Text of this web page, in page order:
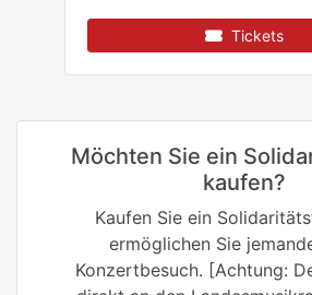
Tickets
Möchten Sie ein
kaufen?
Kaufen Sie ein
ermöglichen Sie
Konzertbesuch. [Achtung: